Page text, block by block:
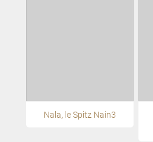
Nala, le Spitz Nain3